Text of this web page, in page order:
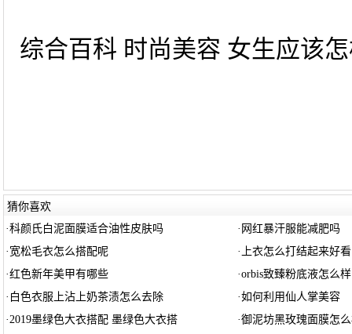
综合百科 时尚美容 女生应该
猜你喜欢
·科颜氏白泥面膜适合油性皮肤吗 · 网红暴汗服能减肥吗
· 宽松毛衣怎么搭配呢 · 上衣怎么打结起来好
·红色新年美甲有哪些 ·orbis致臻粉底液怎么样
· 白色衣服上沾上奶茶渍怎么去除 ·如何利用仙人掌美容
·2019墨绿色大衣搭配 墨绿色大衣搭 ·御泥坊黑玫瑰面膜怎